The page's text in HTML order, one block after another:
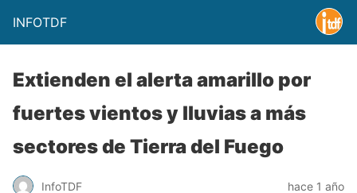
INFOTDF
Extienden el alerta amarillo por
fuertes vientos y lluvias a más
sectores de Tierra del Fuego
InfoTDF hace 1 año